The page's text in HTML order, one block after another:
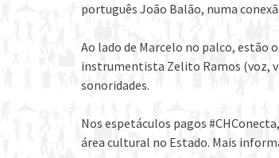
português João Balão, numa
Ao lado de Marcelo no palco, estão
instrumentista Zelito Ramos (voz,
sonoridades.
Nos espetáculos pagos
área cultural no Estado. Mais